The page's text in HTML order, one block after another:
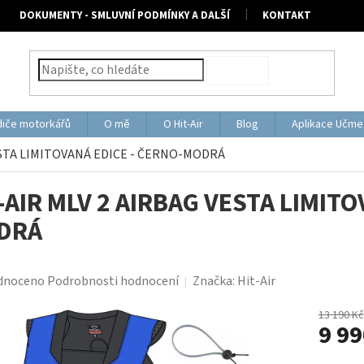
DOKUMENTY - SMLUVNÍ PODMÍNKY A DALŠÍ KONTAKT
motorkářů O mě O Hit-Air Blog Aplikace
LIMITOVANÁ EDICE - ČERNO-MODRÁ
MLV 2 AIRBAG VESTA
Podrobnosti hodnocení Značka: Hit-Air
13 190 Kč
9